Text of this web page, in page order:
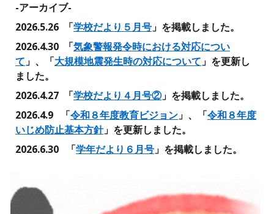
-アーカイブ-
2026.5.26 「学校だより５月号 」を掲載しました。
2026.4.30 「気象警報発令時における対応につい
て 」、「大規模地震発生時の対応について 」を更新し
ました。
2026.4.27 「学校だより４月号②」を掲載しました。
2026.4.9 「令和８年度教育ビジョン 」、「令和８年度
いじめ防止基本方針」を更新しました。
2026.6.30 「学年だより６月号 」を掲載しました。